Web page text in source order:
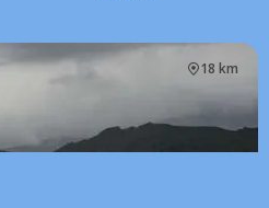
18 km